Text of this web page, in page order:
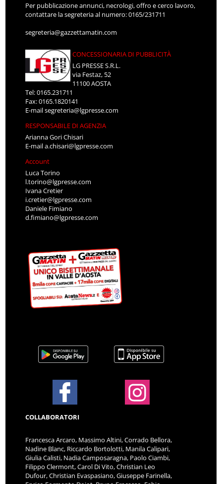
Per pubblicazione annunci, necrologi, offro e cerco lavoro,
contattare la segreteria al numero: 0165/231711
segreteria@gazzettamatin.com
CONCESSIONARIA DI PUBBLICITÀ
LG PRESSE S.R.L.
via Festaz, 52
11100 AOSTA
Tel: 0165.231711
Fax: 0165.1820141
E-mailsegreteria@lgpresse.com
RESPONSABILE DI AGENZIA
Arianna Gori Chisari
E-maila.chisari@lgpresse.com
Account
Luca Torino
l.torino@lgpresse.com
Ivana Cretier
i.cretier@lgpresse.com
Daniele Fimiano
d.fimiano@lgpresse.com
COLLABORATORI
Francesca Arcaro, Massimo Altini, Corrado Bellora,
Nadine Blanc, Riccardo Bortolotti, Manila Calipari,
Giulia Calisti, Nadia Camposaragna, Paolo Ciambi,
Filippo Clermont, Carol Di Vito, Christian Leo
Dufour, Christian Evaspasiano, Giuseppe Farinella,